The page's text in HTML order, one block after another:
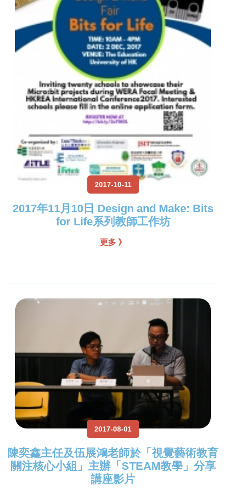
2017-10-11
2017年11月10日 Design and Make: Bits
for Life系列教師工作坊
更多 》
2017-08-01
陳奕鑫主任及伍展鴻老師於「視覺藝術教育
關注核心小組」主辦「STEAM教學」分享
講座影片